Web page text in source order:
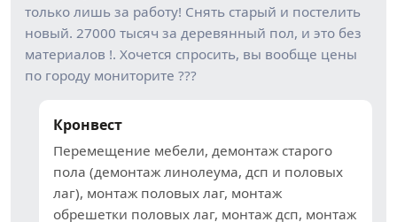
только лишь за работу! Снять старый и постелить
новый. 27000 тысяч за деревянный пол, и это без
материалов !. Хочется спросить, вы вообще цены
по городу мониторите ???
Кронвест
Перемещение мебели, демонтаж старого
пола (демонтаж линолеума, дсп и половых
лаг), монтаж половых лаг, монтаж
обрешетки половых лаг, монтаж дсп, монтаж